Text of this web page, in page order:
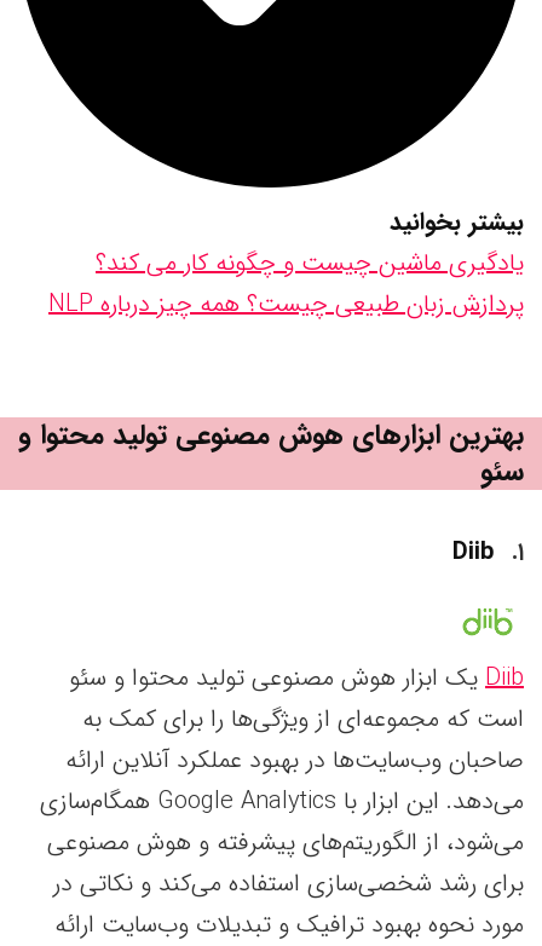
بیشتر بخوانید
یادگیری ماشین چیست و چگونه کار می کند؟
پردازش زبان طبیعی چیست؟ همه چیز درباره NLP
بهترین ابزارهای هوش مصنوعی تولید محتوا و
سئو
۱ Diib
Diibیک ابزار هوش مصنوعی تولید محتوا و سئو
است که مجموعه‌ای از ویژگی‌ها را برای کمک به
صاحبان وب‌سایت‌ها در بهبود عملکرد آنلاین‌ ارائه
می‌دهد. این ابزار با Google Analytics همگام‌سازی
می‌شود، از الگوریتم‌های پیشرفته و هوش مصنوعی
برای رشد شخصی‌سازی استفاده می‌کند و نکاتی در
مورد نحوه بهبود ترافیک و تبدیلات وب‌سایت ارائه